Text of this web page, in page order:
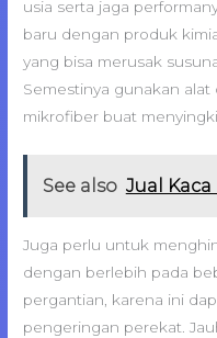
usia serta jaga
baru dengan produk
yang bisa merusak
Semestinya gunakan alat
mikrofiber buat
See also Jual
Juga perlu untuk
dengan berlebih pada
pergantian, karena ini
pengeringan perekat.